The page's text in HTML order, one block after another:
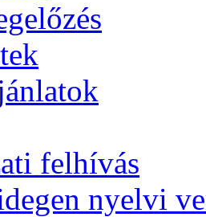
felhívás
nyelvi